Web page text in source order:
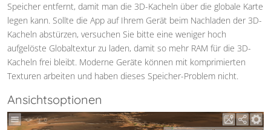
Speicher entfernt, damit man die 3D-Kacheln über die globale Karte
legen kann. Sollte die App auf Ihrem Gerät beim Nachladen der 3D-
Kacheln abstürzen, versuchen Sie bitte eine weniger hoch
aufgelöste Globaltextur zu laden, damit so mehr RAM für die 3D-
Kacheln frei bleibt. Moderne Geräte können mit komprimierten
Texturen arbeiten und haben dieses Speicher-Problem nicht.
Ansichtsoptionen